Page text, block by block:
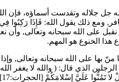
جل جلاله وتقدست أسماؤه،
ومع ذلك يقول الله: فَإِذَا رَكِبُوا
نقبل على الله سبحانه وتعالى,
هذا الخنوع هو المهم.
بها على الله سبحانه وتعالى,
الذي قال: ( والله لا يغفر
تَمُنُّوا عَلَيَّ إِسْلامَكُمْ [الحجرات:17], فلأجل هذا نحن بحاجة إلى الانكسار بين يدي الله.